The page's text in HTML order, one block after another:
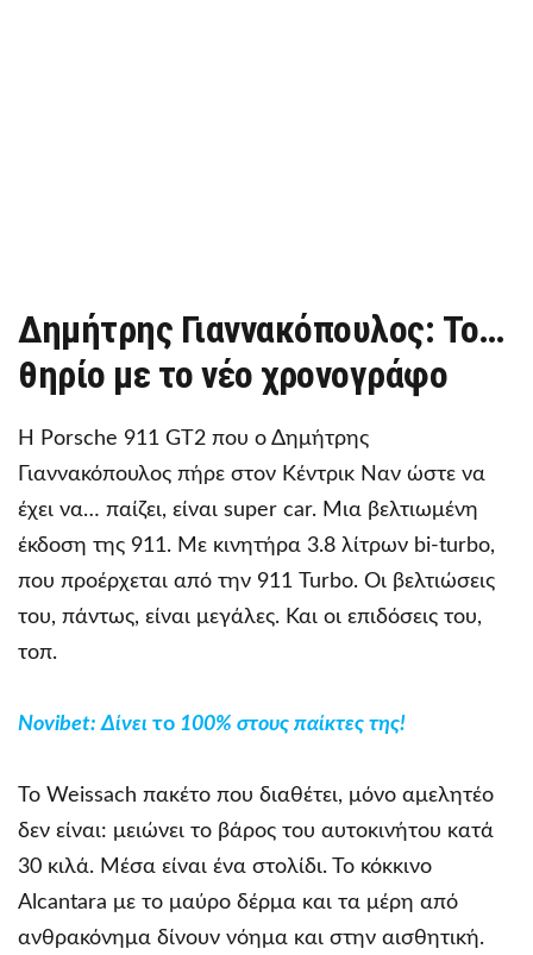
Δημήτρης Γιαννακόπουλος: Το…
θηρίο με το νέο χρονογράφο
Η Porsche 911 GT2 που ο Δημήτρης
Γιαννακόπουλος πήρε στον Κέντρικ Ναν ώστε να
έχει να… παίζει, είναι super car. Μια βελτιωμένη
έκδοση της 911. Με κινητήρα 3.8 λίτρων bi-turbo,
που προέρχεται από την 911 Turbo. Οι βελτιώσεις
του, πάντως, είναι μεγάλες. Και οι επιδόσεις του,
τοπ.
Novibet: Δίνει το 100% στους παίκτες της!
Το Weissach πακέτο που διαθέτει, μόνο αμελητέο
δεν είναι: μειώνει το βάρος του αυτοκινήτου κατά
30 κιλά. Μέσα είναι ένα στολίδι. Το κόκκινο
Alcantara με το μαύρο δέρμα και τα μέρη από
ανθρακόνημα δίνουν νόημα και στην αισθητική.